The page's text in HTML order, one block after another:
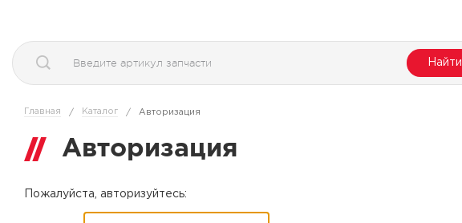
Найти
Главная / Каталог / Авторизация
Авторизация
Пожалуйста, авторизуйтесь: